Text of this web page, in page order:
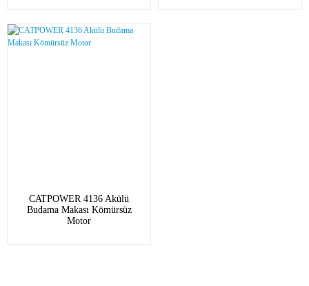
CATPOWER 4136 Akülü
Budama Makası Kömürsüz
Motor